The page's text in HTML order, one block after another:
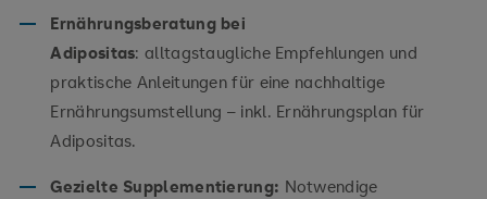
Ernährungsberatung bei
Adipositas: alltagstaugliche Empfehlungen und
praktische Anleitungen für eine nachhaltige
Ernährungsumstellung – inkl. Ernährungsplan für
Adipositas.
Gezielte Supplementierung: Notwendige